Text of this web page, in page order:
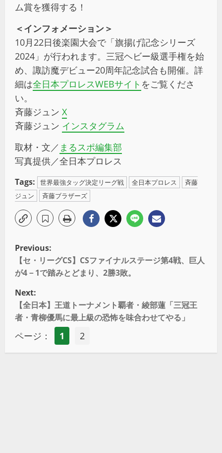
ム賞を獲得する！
＜インフォメーション＞
10月22日後楽園大会で「旗揚げ記念シリーズ
2024」が行われます。三冠ヘビー級選手権を始
め、諏訪魔デビュー20周年記念試合も開催。詳
細は全日本プロレスWEBサイト をご覧くださ
い。
斉藤ジュン X
斉藤ジュン インスタグラム
取材・文／ まるスポ編集部
写真提供／全日本プロレス
Tags: 世界最強タッグ決定リーグ戦 全日本プロレス
斉藤
ジュン
斉藤ブラザーズ
Previous:
【セ・リーグCS】CSファイナルステージ第4戦、巨人
が4－1で踏みとどまり、2勝3敗。
Next:
【全日本】王道トーナメント覇者・綾部蓮「三冠王
者・青柳優馬に最上級の恐怖を味合わせてやる」
ページ： 1 2